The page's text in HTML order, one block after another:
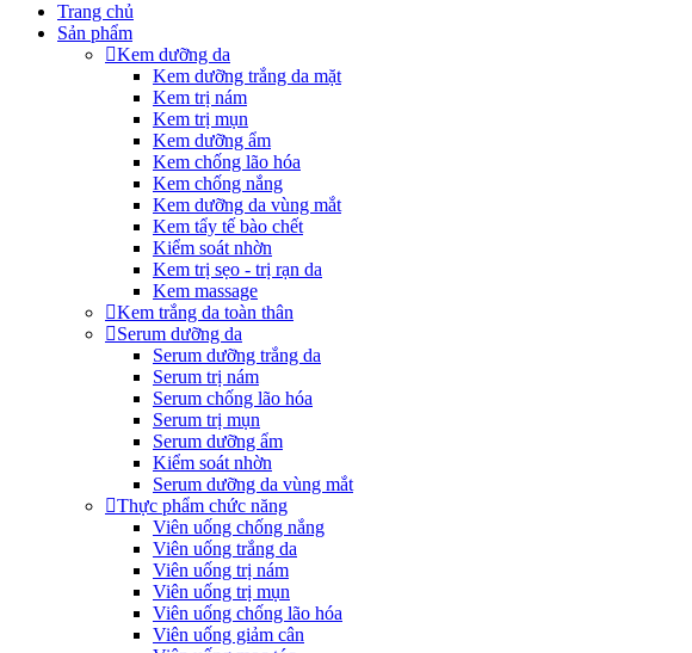
Trang chủ
Sản phẩm
Kem dưỡng da
Kem dưỡng trắng da mặt
Kem trị nám
Kem trị mụn
Kem dưỡng ẩm
Kem chống lão hóa
Kem chống nắng
Kem dưỡng da vùng mắt
Kem tẩy tế bào chết
Kiểm soát nhờn
Kem trị sẹo - trị rạn da
Kem massage
Kem trắng da toàn thân
Serum dưỡng da
Serum dưỡng trắng da
Serum trị nám
Serum chống lão hóa
Serum trị mụn
Serum dưỡng ẩm
Kiểm soát nhờn
Serum dưỡng da vùng mắt
Thực phẩm chức năng
Viên uống chống nắng
Viên uống trắng da
Viên uống trị nám
Viên uống trị mụn
Viên uống chống lão hóa
Viên uống giảm cân